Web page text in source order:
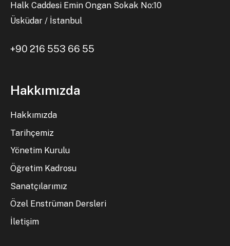
Halk Caddesi Emin Ongan Sokak No:10
Üsküdar / İstanbul
+90 216 553 66 55
Hakkımızda
Hakkımızda
Tarihçemiz
Yönetim Kurulu
Öğretim Kadrosu
Sanatçılarımız
Özel Enstrüman Dersleri
İletişim